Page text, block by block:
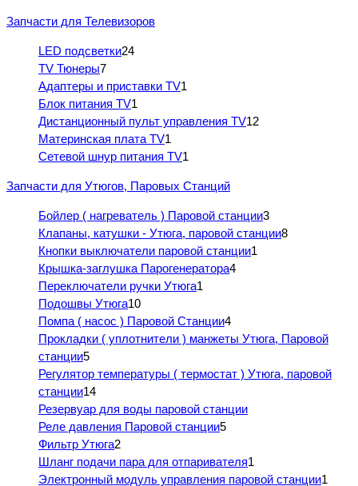
Запчасти для Телевизоров
LED подсветки24
TV Тюнеры7
Адаптеры и приставки TV1
Блок питания TV1
Дистанционный пульт управления TV12
Материнская плата TV1
Сетевой шнур питания TV1
Запчасти для Утюгов, Паровых Станций
Бойлер ( нагреватель ) Паровой станции3
Клапаны, катушки - Утюга, паровой станции8
Кнопки выключатели паровой станции1
Крышка-заглушка Парогенератора4
Переключатели ручки Утюга1
Подошвы Утюга10
Помпа ( насос ) Паровой Станции4
Прокладки ( уплотнители ) манжеты Утюга, Паровой
станции5
Регулятор температуры ( термостат ) Утюга, паровой
станции14
Резервуар для воды паровой станции
Реле давления Паровой станции5
Фильтр Утюга2
Шланг подачи пара для отпаривателя1
Электронный модуль управления паровой станции1